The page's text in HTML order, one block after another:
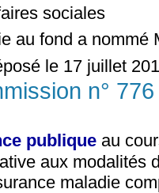
sociales
au fond a nommé
le 17 juillet
n°
publique au
aux
maladie